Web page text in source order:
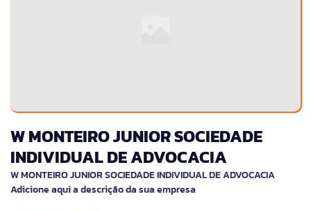
W MONTEIRO JUNIOR SOCIEDADE
INDIVIDUAL DE ADVOCACIA
W MONTEIRO JUNIOR SOCIEDADE INDIVIDUAL DE ADVOCACIA
Adicione aqui a descrição da sua empresa